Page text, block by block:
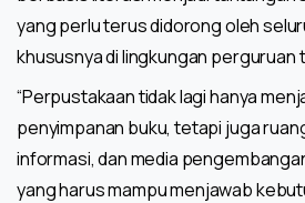
yang perlu terus didorong oleh
khususnya di lingkungan perguruan
“Perpustakaan tidak lagi hanya
penyimpanan buku, tetapi juga
informasi, dan media
yang harus mampu menjawab